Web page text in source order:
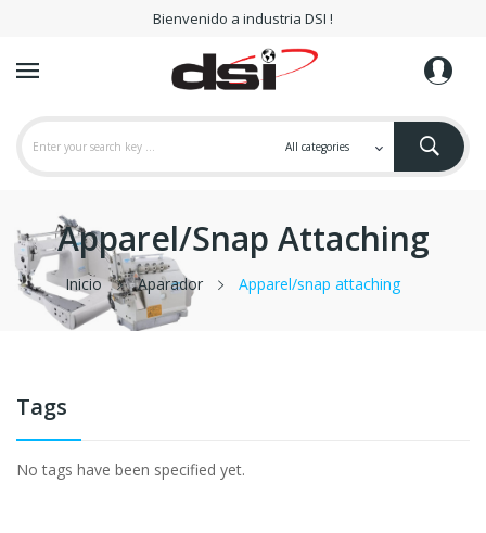
Bienvenido a industria DSI !
Apparel/snap Attaching
Inicio Aparador Apparel/snap attaching
Tags
No tags have been specified yet.